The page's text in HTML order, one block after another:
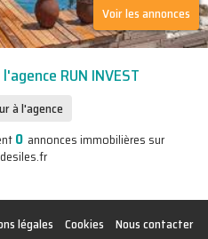
Voir les annonces
RUN INVEST
à l'agence
0 annonces immobilières sur
légales Cookies
Nous contacter